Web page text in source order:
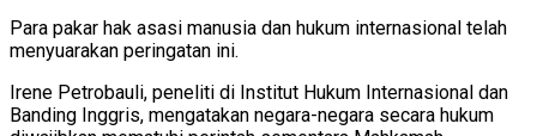
Para pakar hak asasi manusia dan hukum internasional telah
menyuarakan peringatan ini.
Irene Petrobauli, peneliti di Institut Hukum Internasional dan
Banding Inggris, mengatakan negara-negara secara hukum